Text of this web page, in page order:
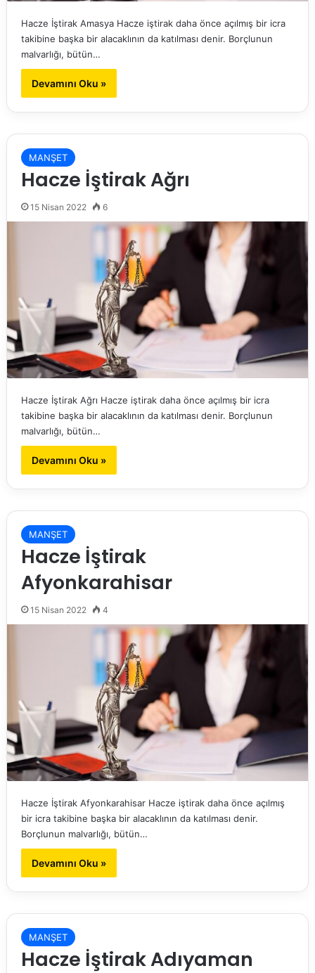
Hacze İştirak Amasya Hacze iştirak daha önce açılmış bir icra
takibine başka bir alacaklının da katılması denir. Borçlunun
malvarlığı, bütün…
Devamını Oku »
MANŞET
Hacze İştirak Ağrı
15 Nisan 2022 6
Hacze İştirak Ağrı Hacze iştirak daha önce açılmış bir icra
takibine başka bir alacaklının da katılması denir. Borçlunun
malvarlığı, bütün…
Devamını Oku »
MANŞET
Hacze İştirak
Afyonkarahisar
15 Nisan 2022 4
Hacze İştirak Afyonkarahisar Hacze iştirak daha önce açılmış
bir icra takibine başka bir alacaklının da katılması denir.
Borçlunun malvarlığı, bütün…
Devamını Oku »
MANŞET
Hacze İştirak Adıyaman